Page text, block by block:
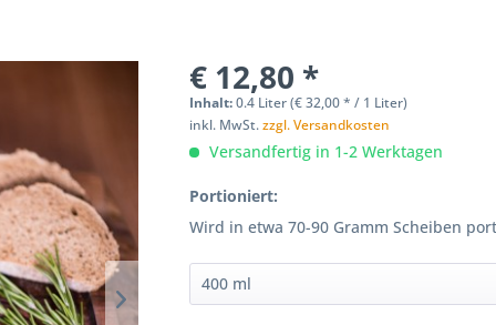
€ 12,80 *
Inhalt:0.4 Liter (€ 32,00 * / 1 Liter)
inkl. MwSt.zzgl. Versandkosten
Versandfertig in 1-2 Werktagen
Portioniert:
Wird in etwa 70-90 Gramm Scheiben